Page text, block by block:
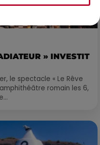
» INVESTIT
le spectacle « Le Rêve
romain les 6,